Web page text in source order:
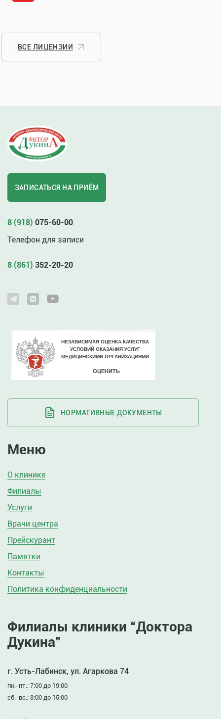
ВСЕ ЛИЦЕНЗИИ
ЗАПИСАТЬСЯ НА ПРИЁМ
8 (918) 075-60-00
Телефон для записи
8 (861) 352-20-20
НОРМАТИВНЫЕ ДОКУМЕНТЫ
Меню
О клинике
Филиалы
Услуги
Врачи центра
Прейскурант
Памятки
Контакты
Политика конфиденциальности
Филиалы клиники “Доктора
Дукина”
г. Усть-Лабинск, ул. Агаркова 74
пн.-пт.: 7:00 до 19:00
сб.-вс.: 8:00 до 15:00